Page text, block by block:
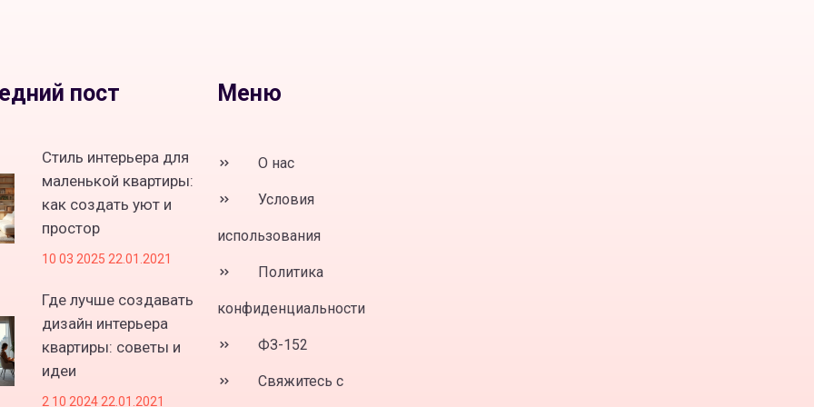
пост
Стиль интерьера для
маленькой квартиры:
как создать уют и
простор
10 03 2025 22.01.2021
Где лучше создавать
дизайн интерьера
квартиры: советы и
идеи
2 10 2024 22.01.2021
Меню
О нас
Условия
использования
Политика
конфиденциальности
ФЗ-152
Свяжитесь с